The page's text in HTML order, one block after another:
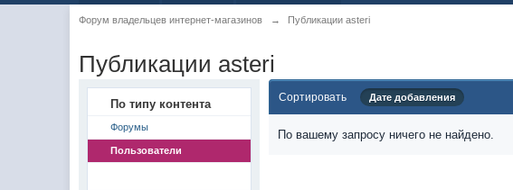
Форум владельцев интернет-магазинов → Публикации asteri
Публикации asteri
По типу контента
Форумы
Пользователи
Сортировать Дате добавления
По вашему запросу ничего не найдено.